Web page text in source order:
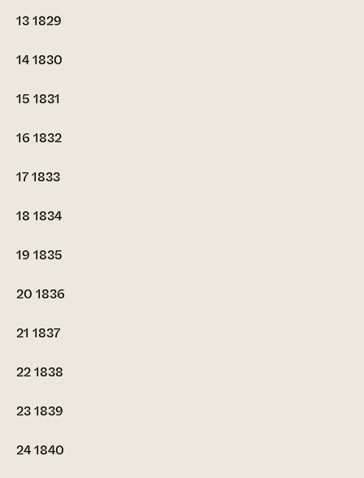
131829
141830
15 1831
16 1832
171833
18 1834
19 1835
20 1836
21 1837
221838
231839
241840